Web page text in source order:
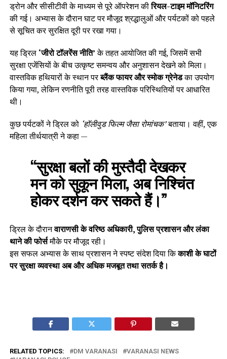
ड्रोन और सीसीटीवी के माध्यम से पूरे ऑपरेशन कीरियल-टाइम मॉनिटरिंग
की गई। अभ्यास के दौरान घाट पर मौजूद श्रद्धालुओं और पर्यटकों को पहले
से सूचित कर सुरक्षित दूरी पर रखा गया।
यह ड्रिल ‘जीरो टॉलरेंस नीति’के तहत आयोजित की गई, जिसमें सभी
सुरक्षा एजेंसियों के बीच उत्कृष्ट समन्वय और अनुशासन देखने को मिला।
वास्तविक हथियारों के स्थान परब्लैंक फायर और स्मोक ग्रेनेडका उपयोग
किया गया, लेकिन रणनीति पूरी तरह वास्तविक परिस्थितियों पर आधारित
थी।
कुछ पर्यटकों ने ड्रिल को ‘हॉलीवुड फिल्म जैसा रोमांचक’बताया। वहीं, एक
महिला तीर्थयात्री ने कहा —
“सुरक्षा बलों की मुस्तैदी देखकर
मन को सुकून मिला, अब निश्चिंत
होकर दर्शन कर सकते हैं।”
ड्रिल के दौरानवाराणसी के वरिष्ठ अधिकारी, पुलिस प्रशासन और लंका
थाने की फोर्समौके पर मौजूद रही।
इस सफल अभ्यास के साथ प्रशासन ने स्पष्ट संदेश दिया किकाशी के घाटों
पर सुरक्षा व्यवस्था अब और अधिक मजबूत तथा सतर्क है।
RELATED TOPICS: DM VARANASI
VARANASI NEWS